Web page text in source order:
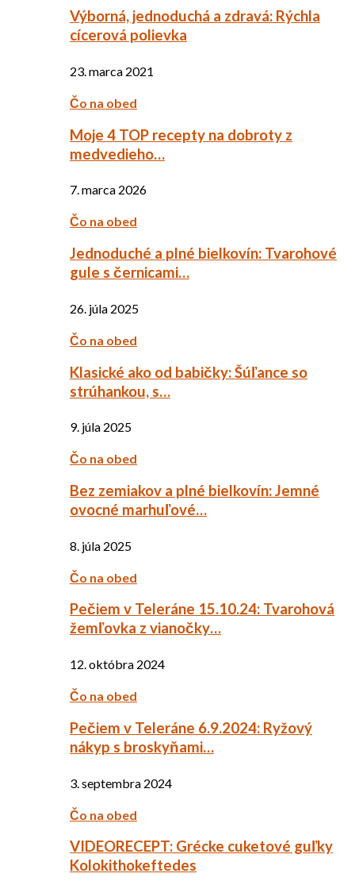
Výborná, jednoduchá a zdravá: Rýchla
cícerová polievka
23. marca 2021
Čo na obed
Moje 4 TOP recepty na dobroty z
medvedieho…
7. marca 2026
Čo na obed
Jednoduché a plné bielkovín: Tvarohové
gule s černicami…
26. júla 2025
Čo na obed
Klasické ako od babičky: Šúľance so
strúhankou, s…
9. júla 2025
Čo na obed
Bez zemiakov a plné bielkovín: Jemné
ovocné marhuľové…
8. júla 2025
Čo na obed
Pečiem v Teleráne 15.10.24: Tvarohová
žemľovka z vianočky…
12. októbra 2024
Čo na obed
Pečiem v Teleráne 6.9.2024: Ryžový
nákyp s broskyňami…
3. septembra 2024
Čo na obed
VIDEORECEPT: Grécke cuketové guľky
Kolokithokeftedes